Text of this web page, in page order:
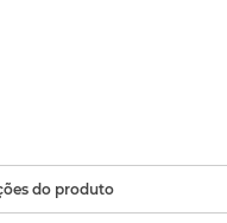
do produto